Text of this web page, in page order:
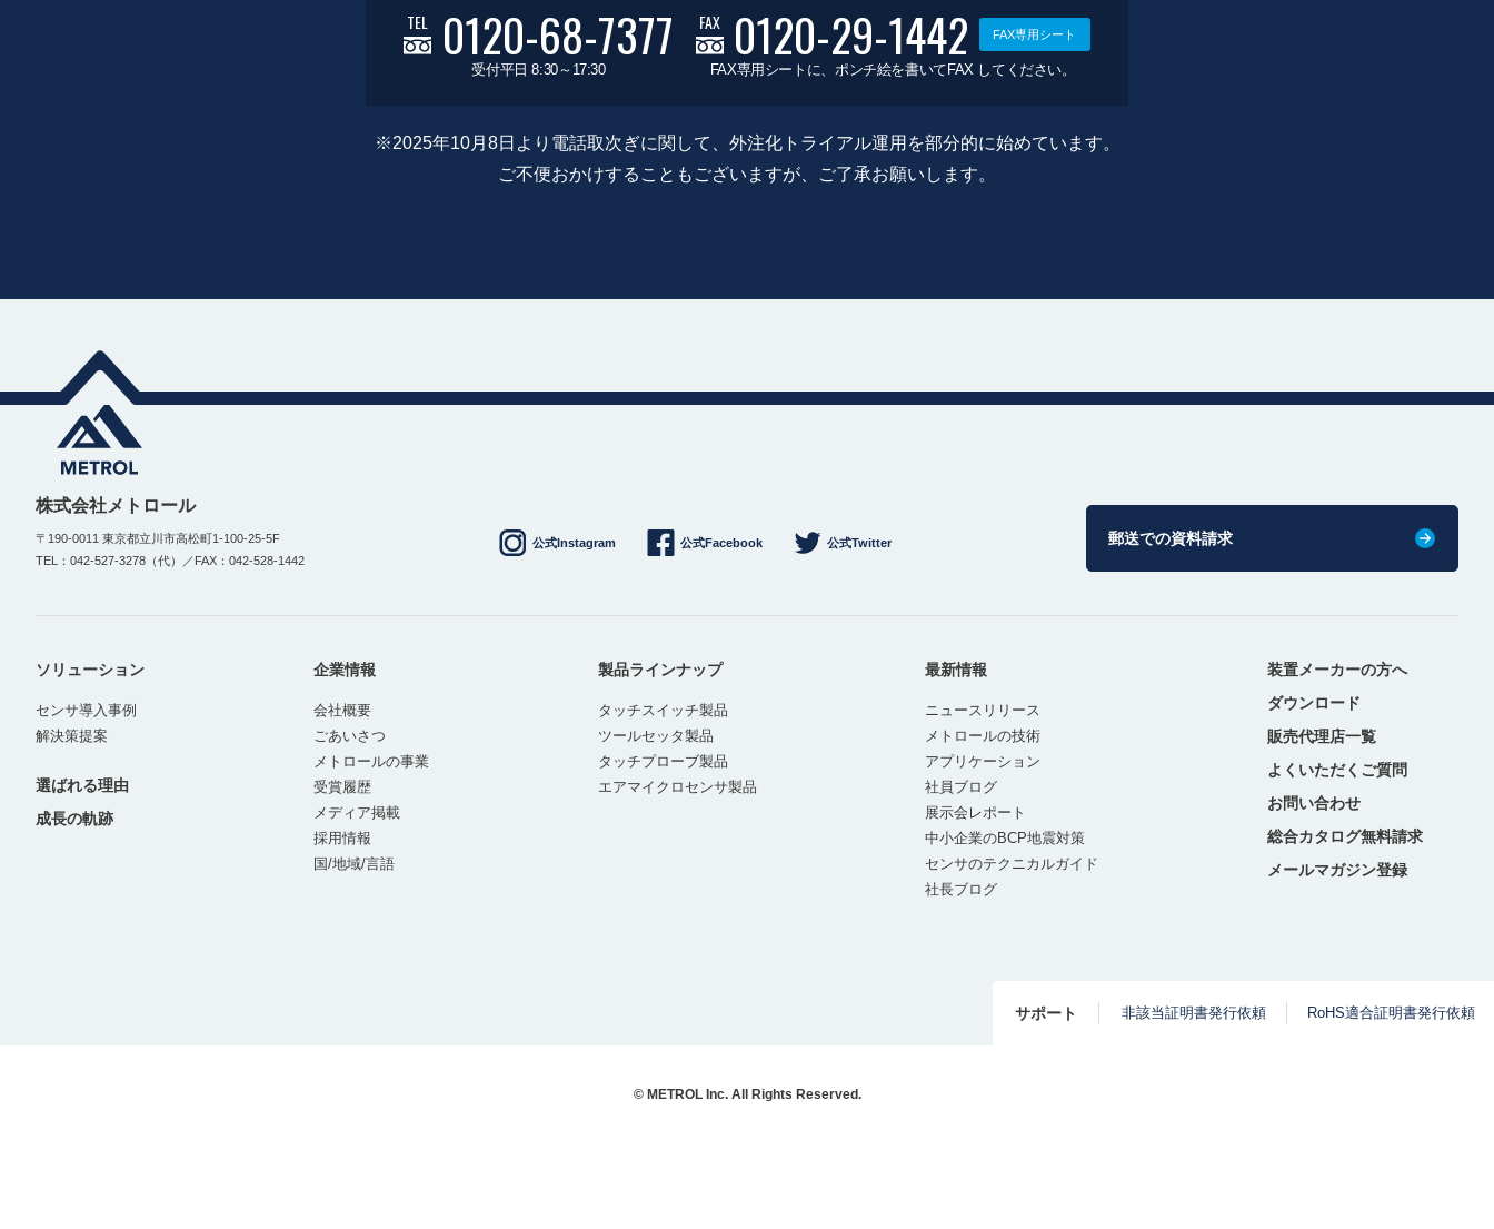
TEL 0120-68-7377
受付平日 8:30～17:30
FAX 0120-29-1442 FAX専用シート
FAX専用シートに、ポンチ絵を書いてFAX してください。
※2025年10月8日より電話取次ぎに関して、外注化トライアル運用を部分的に始めています。
ご不便おかけすることもございますが、ご了承お願いします。
株式会社メトロール
〒190-0011 東京都立川市高松町1-100-25-5F
TEL：042-527-3278（代）／FAX：042-528-1442
公式Instagram 公式Facebook 公式Twitter 郵送での資料請求
ソリューション
センサ導入事例
解決策提案
選ばれる理由
成長の軌跡
企業情報
会社概要
ごあいさつ
メトロールの事業
受賞履歴
メディア掲載
採用情報
国/地域/言語
製品ラインナップ
タッチスイッチ製品
ツールセッタ製品
タッチプローブ製品
エアマイクロセンサ製品
最新情報
ニュースリリース
メトロールの技術
アプリケーション
社員ブログ
展示会レポート
中小企業のBCP地震対策
センサのテクニカルガイド
社長ブログ
装置メーカーの方へ
ダウンロード
販売代理店一覧
よくいただくご質問
お問い合わせ
総合カタログ無料請求
メールマガジン登録
サポート 非該当証明書発行依頼 RoHS適合証明書発行依頼
© METROL Inc. All Rights Reserved.